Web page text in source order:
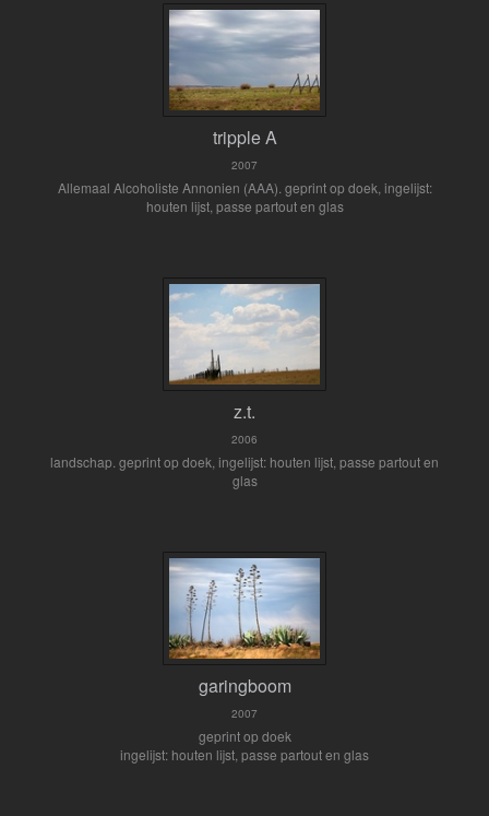
tripple A
2007
Allemaal Alcoholiste Annonien (AAA). geprint op doek, ingelijst:
houten lijst, passe partout en glas
z.t.
2006
landschap. geprint op doek, ingelijst: houten lijst, passe partout en
glas
garingboom
2007
geprint op doek
ingelijst: houten lijst, passe partout en glas